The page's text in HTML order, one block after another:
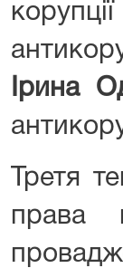
Ірина
Третя
права